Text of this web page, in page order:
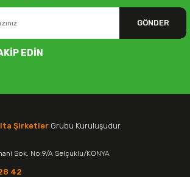
GÖNDER
EDİN
Şirketler Grubu Kuruluşudur.
Sok. No:9/A Selçuklu/KONYA
42